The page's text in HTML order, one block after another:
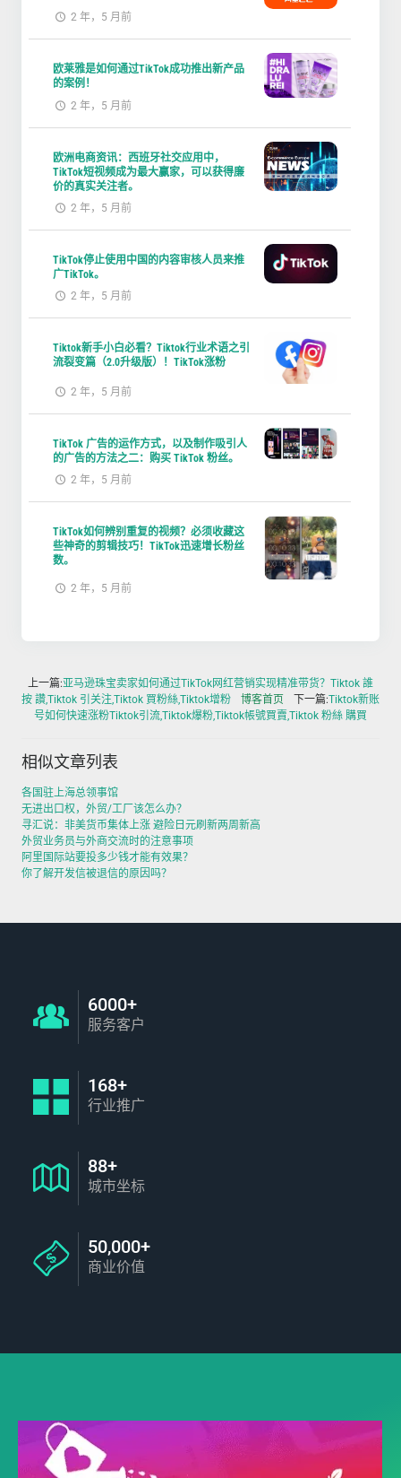
2 年，5 月前
欧莱雅是如何通过TikTok成功推出新产品
的案例！
2 年，5 月前
欧洲电商资讯：西班牙社交应用中，
TikTok短视频成为最大赢家，可以获得廉
价的真实关注者。
2 年，5 月前
TikTok停止使用中国的内容审核人员来推
广TikTok。
2 年，5 月前
Tiktok新手小白必看？Tiktok行业术语之引
流裂变篇（2.0升级版）！TikTok涨粉
2 年，5 月前
TikTok 广告的运作方式，以及制作吸引人
的广告的方法之二：购买 TikTok 粉丝。
2 年，5 月前
TikTok如何辨别重复的视频？必须收藏这
些神奇的剪辑技巧！TikTok迅速增长粉丝
数。
2 年，5 月前
上一篇:亚马逊珠宝卖家如何通过TikTok网红营销实现精准带货？Tiktok 誰
按 讚,Tiktok 引关注,Tiktok 買粉絲,Tiktok增粉
博客首页 下一篇:Tiktok新账
号如何快速涨粉Tiktok引流,Tiktok爆粉,Tiktok帳號買賣,Tiktok 粉絲 購買
相似文章列表
各国驻上海总领事馆
无进出口权，外贸/工厂该怎么办？
寻汇说：非美货币集体上涨 避险日元刷新两周新高
外贸业务员与外商交流时的注意事项
阿里国际站要投多少钱才能有效果？
你了解开发信被退信的原因吗？
6000+
服务客户
168+
行业推广
88+
城市坐标
50,000+
商业价值